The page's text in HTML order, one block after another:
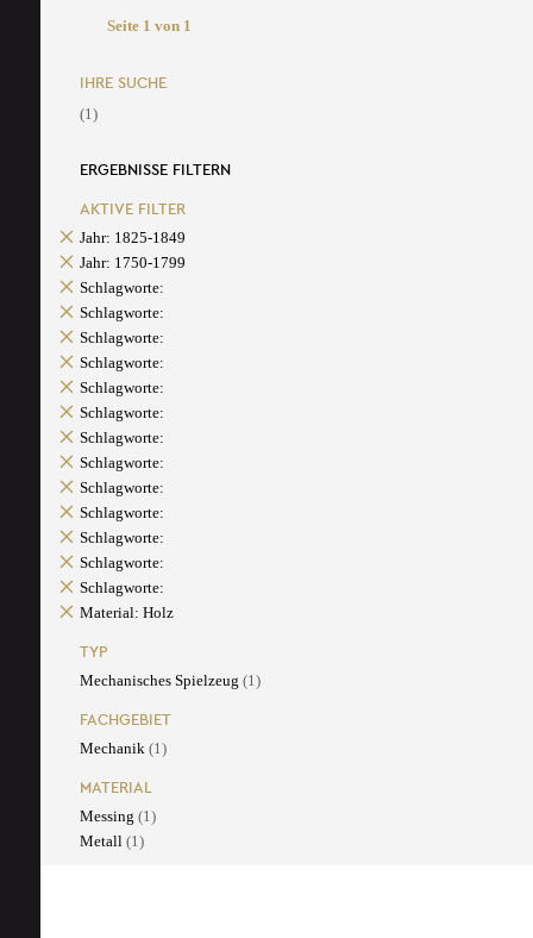
Seite 1 von 1
IHRE SUCHE
(1)
ERGEBNISSE FILTERN
AKTIVE FILTER
Jahr: 1825-1849
Jahr: 1750-1799
Schlagworte:
Schlagworte:
Schlagworte:
Schlagworte:
Schlagworte:
Schlagworte:
Schlagworte:
Schlagworte:
Schlagworte:
Schlagworte:
Schlagworte:
Schlagworte:
Schlagworte:
Material: Holz
TYP
Mechanisches Spielzeug (1)
FACHGEBIET
Mechanik (1)
MATERIAL
Messing (1)
Metall (1)